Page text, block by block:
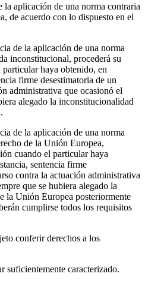
la aplicación de una norma contraria
de acuerdo con lo dispuesto en el
de la aplicación de una norma
inconstitucional, procederá su
haya obtenido, en
firme desestimatoria de un
administrativa que ocasionó el
alegado la inconstitucionalidad
de la aplicación de una norma
de la Unión Europea,
cuando el particular haya
sentencia firme
contra la actuación administrativa
que se hubiera alegado la
la Unión Europea posteriormente
cumplirse todos los requisitos
conferir derechos a los
suficientemente caracterizado.